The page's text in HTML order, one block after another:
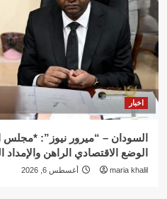
اخبار
السودان – “ميرور نيوز”: *مجلس
الوضع الاقتصادي الراهن والإمداد
maria khalil أغسطس 6, 2026